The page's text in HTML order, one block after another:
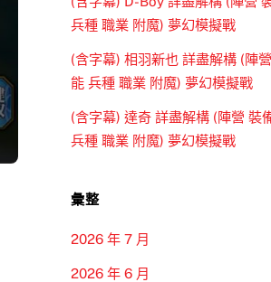
兵種 職業 附魔) 夢幻模擬戰
(含字幕) 相羽新也 詳盡解構 (陣
能 兵種 職業 附魔) 夢幻模擬戰
(含字幕) 達奇 詳盡解構 (陣營 裝
兵種 職業 附魔) 夢幻模擬戰
彙整
2026 年 7 月
2026 年 6 月